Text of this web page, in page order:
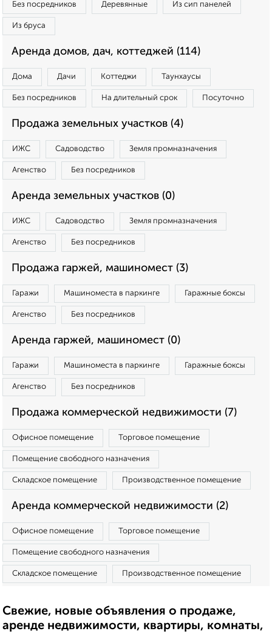
Без посредников Деревянные Из сип панелей
Из бруса
Аренда домов, дач, коттеджей (114)
Дома Дачи Коттеджи Таунхаусы
Без посредников На длительный срок Посуточно
Продажа земельных участков (4)
ИЖС Садоводство Земля промназначения
Агенство Без посредников
Аренда земельных участков (0)
ИЖС Садоводство Земля промназначения
Агенство Без посредников
Продажа гаржей, машиномест (3)
Гаражи Машиноместа в паркинге Гаражные боксы
Агенство Без посредников
Аренда гаржей, машиномест (0)
Гаражи Машиноместа в паркинге Гаражные боксы
Агенство Без посредников
Продажа коммерческой недвижимости (7)
Офисное помещение Торговое помещение
Помещение свободного назначения
Складское помещение Производственное помещение
Аренда коммерческой недвижимости (2)
Офисное помещение Торговое помещение
Помещение свободного назначения
Складское помещение Производственное помещение
Свежие, новые объявления о продаже,
аренде недвижимости, квартиры, комнаты,